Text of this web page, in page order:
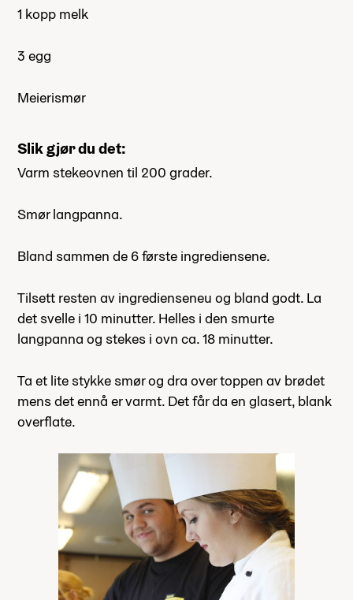
1 kopp melk
3 egg
Meierismør
Slik gjør du det:
Varm stekeovnen til 200 grader.
Smør langpanna.
Bland sammen de 6 første ingrediensene.
Tilsett resten av ingredienseneu og bland godt. La
det svelle i 10 minutter. Helles i den smurte
langpanna og stekes i ovn ca. 18 minutter.
Ta et lite stykke smør og dra over toppen av brødet
mens det ennå er varmt. Det får da en glasert, blank
overflate.